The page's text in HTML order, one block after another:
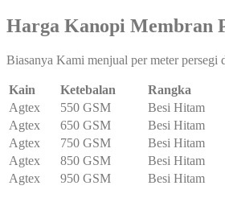
Harga Kanopi Membran
Biasanya Kami menjual per meter persegi
Kain Ketebalan Rangka
Agtex
550 GSM Besi Hitam
Agtex
650 GSM Besi Hitam
Agtex
750 GSM Besi Hitam
Agtex
850 GSM Besi Hitam
Agtex
950 GSM Besi Hitam